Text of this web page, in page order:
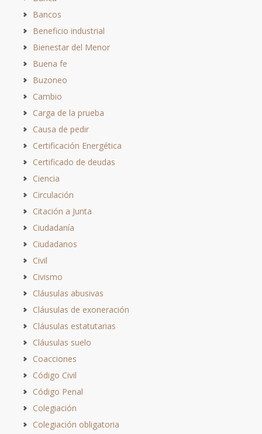
Bancos
Beneficio industrial
Bienestar del Menor
Buena fe
Buzoneo
Cambio
Carga de la prueba
Causa de pedir
Certificación Energética
Certificado de deudas
Ciencia
Circulación
Citación a Junta
Ciudadanía
Ciudadanos
Civil
Civismo
Cláusulas abusivas
Cláusulas de exoneración
Cláusulas estatutarias
Cláusulas suelo
Coacciones
Código Civil
Código Penal
Colegiación
Colegiación obligatoria